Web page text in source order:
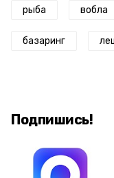
рыба вобла
базаринг
Подпишись!